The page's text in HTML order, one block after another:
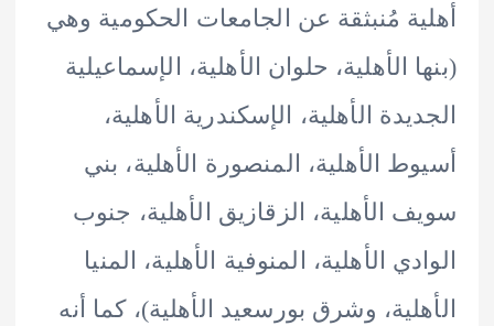
مُنبثقة عن الجامعات الحكومية وهي
الأهلية، حلوان الأهلية، الإسماعيلية
الأهلية، الإسكندرية الأهلية،
الأهلية، المنصورة الأهلية، بني
الأهلية، الزقازيق الأهلية، جنوب
الأهلية، المنوفية الأهلية، المنيا
وشرق بورسعيد الأهلية)، كما أنه